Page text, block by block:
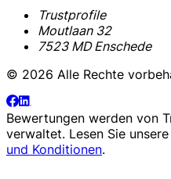
Trustprofile
Moutlaan 32
7523 MD Enschede
© 2026 Alle Rechte
Bewertungen werden von
verwaltet. Lesen Sie unsere
und Konditionen.